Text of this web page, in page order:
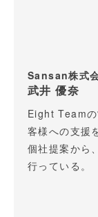
Sansan株式
武井 優奈
Eight Teamの
客様への支援
個社提案から
行っている。